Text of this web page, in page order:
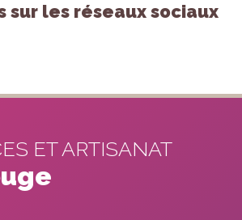
sur les réseaux sociaux
ET ARTISANAT